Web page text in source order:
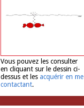
Vous pouvez les consulter
en cliquant sur le dessin ci-
dessus et les acquérir en me
contactant.